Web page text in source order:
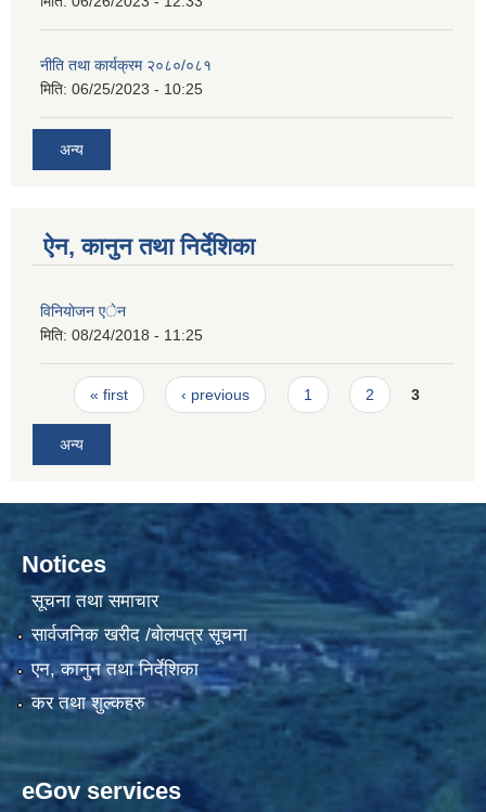
नीति तथा कार्यक्रम २०८०/०८१
मिति: 06/25/2023 - 10:25
अन्य
ऐन, कानुन तथा निर्देशिका
विनियाेजन एेन
मिति: 08/24/2018 - 11:25
Pages
« first ‹ previous 1 2 3
अन्य
Notices
सूचना तथा समाचार
सार्वजनिक खरीद /बोलपत्र सूचना
एन, कानुन तथा निर्देशिका
कर तथा शुल्कहरु
eGov services